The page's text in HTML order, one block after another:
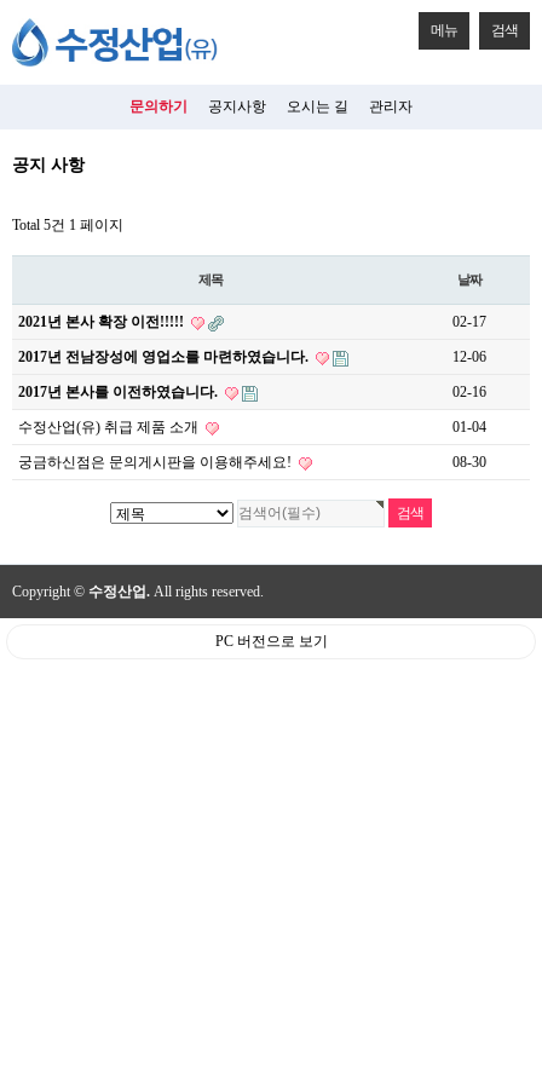
메뉴 검색
문의하기 공지사항 오시는 길 관리자
공지 사항
Total 5건 1 페이지
제목 날짜
2021년 본사 확장 이전!!!!! 02-17
2017년 전남장성에 영업소를 마련하였습니다. 12-06
2017년 본사를 이전하였습니다. 02-16
수정산업(유) 취급 제품 소개 01-04
궁금하신점은 문의게시판을 이용해주세요! 08-30
Copyright © 수정산업. All rights reserved.
PC 버전으로 보기